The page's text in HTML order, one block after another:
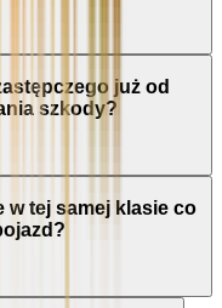
już od
szkody?
w tej samej klasie co